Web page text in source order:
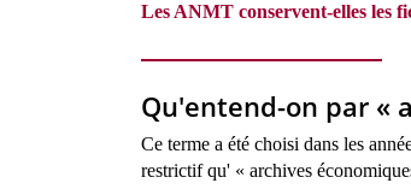
Les ANMT conservent-elles les
Qu'entend-on par «
Ce terme a été choisi dans les
restrictif qu' « archives